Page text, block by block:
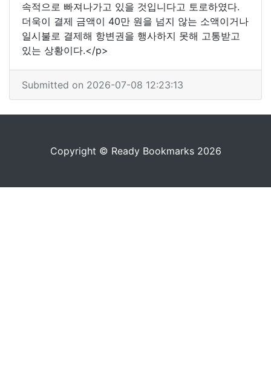
속적으로 빠져나가고 있을 것입니다고 토로하였다.
더욱이 결제 금액이 40만 원을 넘지 않는 소액이거나
일시불로 결제해 항변권을 행사하지 못해 고통받고
있는 상황이다.</p>
Submitted on 2026-07-08 12:23:13
Copyright © Ready Bookmarks 2026